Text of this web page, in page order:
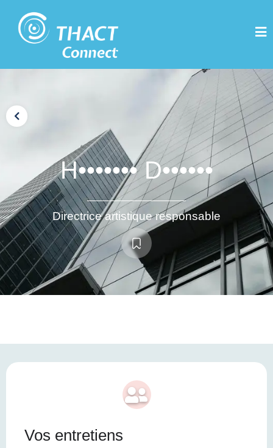
H••••••• D••••••
Directrice artistique responsable
Vos entretiens